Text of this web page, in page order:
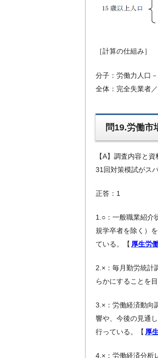
［計算の仕組み］
分子：労働力人口
全体：完全失業者
問19.労働市
【A】調査内容と
31回対策模試がス
正答：1
1.○：一般職業紹介
規学卒者を除く）
ている。【 厚生労
2.×：毎月勤労統計
らかにすることを
3.×：労働経済動向
響や、今後の見通
行っている。【 厚
4.×：労働経済分析